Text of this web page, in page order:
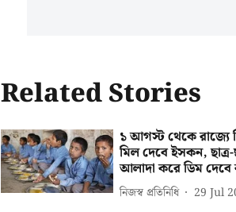
Related Stories
১ আগস্ট থেকে রাজ্যে
মিল দেবে ইসকন, ছাত্র-
আলাদা করে ডিম দেবে
নিজস্ব প্রতিনিধি 29 Jul